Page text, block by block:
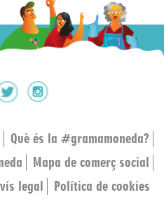
Què és la #gramamoneda?
Mapa de comerç social
legal Política de cookies